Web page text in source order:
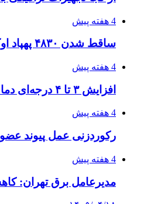
4 هفته پیش
ساقط شدن ۴۸۳۰ پهپاد اوکراینی با آتش پدافند روسیه
4 هفته پیش
افزایش ۳ تا ۴ درجه‌ای دما در ایلام تا اواخر هفته
4 هفته پیش
رکوردزنی عمل پیوند
4 هفته پیش
مدیرعامل برق تهران: کاهش ۱۰ درصدی مصرف برق، ضامن پایداری